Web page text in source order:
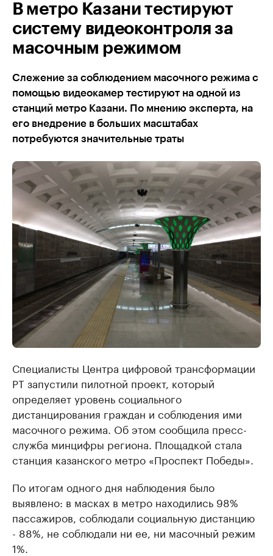
В метро Казани тестируют
систему видеоконтроля за
масочным режимом
Слежение за соблюдением масочного режима с
помощью видеокамер тестируют на одной из
станций метро Казани. По мнению эксперта, на
его внедрение в больших масштабах
потребуются значительные траты
Специалисты Центра цифровой трансформации
РТ запустили пилотной проект, который
определяет уровень социального
дистанцирования граждан и соблюдения ими
масочного режима. Об этом сообщила пресс-
служба минцифры региона. Площадкой стала
станция казанского метро «Проспект Победы».
По итогам одного дня наблюдения было
выявлено: в масках в метро находились 98%
пассажиров, соблюдали социальную дистанцию
- 88%, не соблюдали ни ее, ни масочный режим
1%.